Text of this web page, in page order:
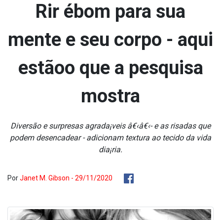
Rir ébom para sua
mente e seu corpo - aqui
estãoo que a pesquisa
mostra
Diversão e surpresas agrada¡veis â€‹â€‹- e as risadas que
podem desencadear - adicionam textura ao tecido da vida
dia¡ria.
PorJanet M. Gibson - 29/11/2020